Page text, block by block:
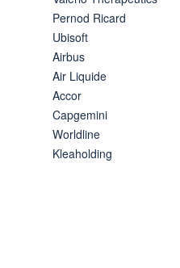
Pernod Ricard
Ubisoft
Airbus
Air Liquide
Accor
Capgemini
Worldline
Kleaholding